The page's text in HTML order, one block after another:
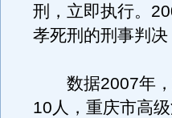
刑，立即执行。
孝死刑的刑事判决
数据2007年，
10人，重庆市高